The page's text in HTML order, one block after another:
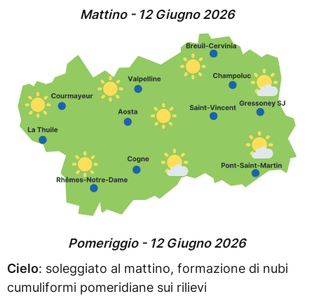
Mattino - 12 Giugno 2026
Pomeriggio - 12 Giugno 2026
Cielo: soleggiato al mattino, formazione di nubi
cumuliformi pomeridiane sui rilievi